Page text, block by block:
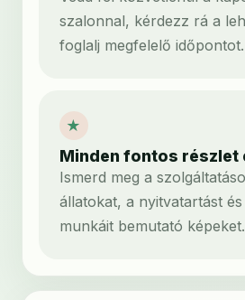
szalonnal, kérdezz rá a
foglalj megfelelő időpontot.
★
Minden fontos részlet
Ismerd meg a
állatokat, a nyitvatartást
munkáit bemutató képeket.